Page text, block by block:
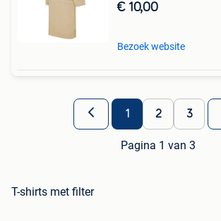
€ 10,00
Bezoek website
1 2 3
Pagina 1 van 3
T-shirts met filter